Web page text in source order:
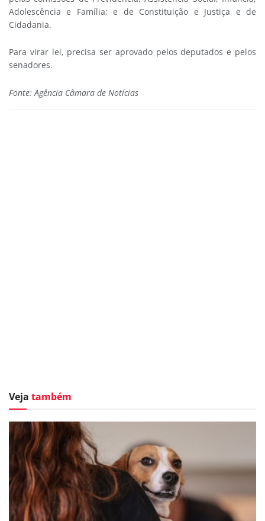
Adolescência e Família; e de Constituição e Justiça e de
Cidadania.
Para virar lei, precisa ser aprovado pelos deputados e pelos
senadores.
Fonte: Agência Câmara de Notícias
Veja também